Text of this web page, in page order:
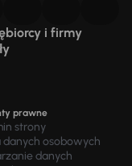
i firmy
prawne
strony
danych osobowych
danych